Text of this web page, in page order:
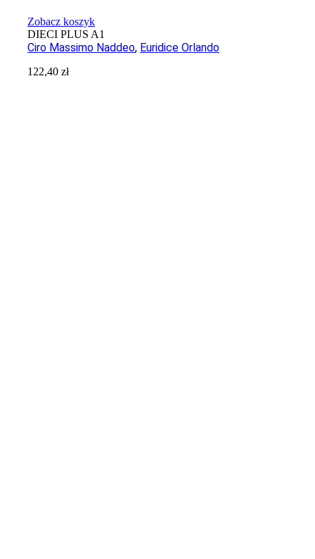
Zobacz koszyk
DIECI PLUS A1
Ciro Massimo Naddeo, Euridice Orlando
122,40zł